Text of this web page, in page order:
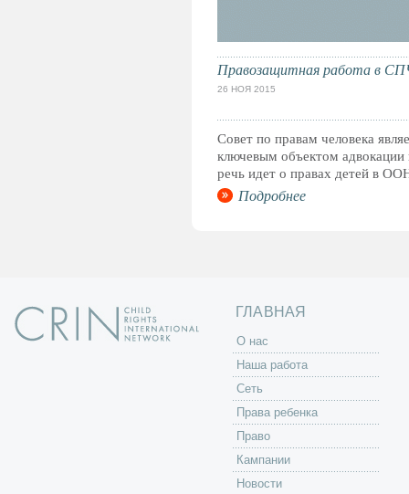
Правозащитная работа в
26 НОЯ 2015
Совет по правам человека
ключевым объектом адвокации
речь идет о правах детей в
Подробнее
ГЛАВНАЯ
O нас
Наша работа
Сеть
Права ребенка
Право
Кампании
Новости